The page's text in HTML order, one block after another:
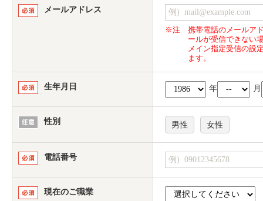
メールアドレス
※注
携帯電話のメールア
ールが受信できない
メイン指定受信の設
ます。
生年月日 年 月
性別 男性 女性
電話番号
現在のご職業